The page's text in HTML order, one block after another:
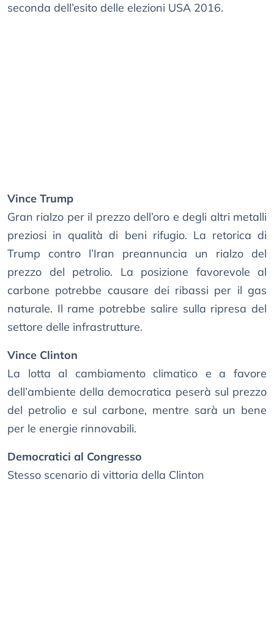
seconda dell’esito delle elezioni USA 2016.
Vince Trump
Gran rialzo per il prezzo dell’oro e degli altri metalli
preziosi in qualità di beni rifugio. La retorica di
Trump contro l’Iran preannuncia un rialzo del
prezzo del petrolio. La posizione favorevole al
carbone potrebbe causare dei ribassi per il gas
naturale. Il rame potrebbe salire sulla ripresa del
settore delle infrastrutture.
Vince Clinton
La lotta al cambiamento climatico e a favore
dell’ambiente della democratica peserà sul prezzo
del petrolio e sul carbone, mentre sarà un bene
per le energie rinnovabili.
Democratici al Congresso
Stesso scenario di vittoria della Clinton